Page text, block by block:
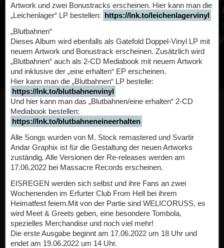
Artwork und zwei Bonustracks erscheinen. Hier kann man die
„Leichenlager“ LP bestellen: https://lnk.to/leichenlagervinyl
„Blutbahnen“
Dieses Album wird ebenfalls als Gatefold Doppel-Vinyl LP mit
neuem Artwork und Bonustrack erscheinen. Zusätzlich wird
„Blutbahnen“ auch als 2-CD Mediabook mit neuem Artwork
und inklusive der „eine erhalten“ EP erscheinen.
Hier kann man die „Blutbahnen“ LP bestelle:
https://lnk.to/blutbahnenvinyl
Und hier kann man das „Blutbahnen/eine erhalten“ 2-CD
Mediabook bestellen:
https://lnk.to/blutbahneneineerhalten
Alle Songs wurden von M. Stock remastered und Svartir
Andar Graphix ist für die Gestaltung der neuen Artworks
zuständig. Alle Versionen der Re-releases werden am
17.06.2022 bei Massacre Records erscheinen.
EISREGEN werden sich selbst und ihre Fans an zwei
Wochenenden im Erfurter Club From Hell bei ihrem
Heimatfest feiern.Mit von der Partie sind WELICORUSS, es
wird Meet & Greets geben, eine besondere Tombola,
spezielles Merchandise und noch viel mehr!
Die erste Ausgabe beginnt am 17.06.2022 um 18 Uhr und
endet am 19.06.2022 um 14 Uhr.